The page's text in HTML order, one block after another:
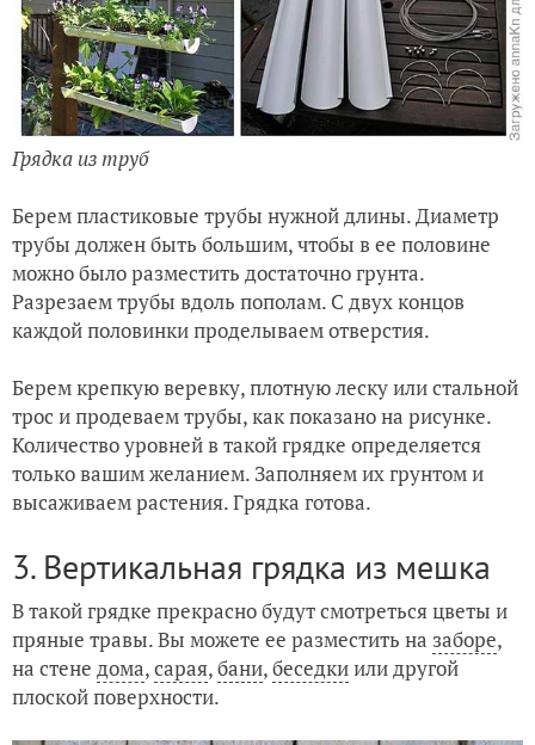
Грядка из труб
Берем пластиковые трубы нужной длины. Диаметр
трубы должен быть большим, чтобы в ее половине
можно было разместить достаточно грунта.
Разрезаем трубы вдоль пополам. С двух концов
каждой половинки проделываем отверстия.
Берем крепкую веревку, плотную леску или стальной
трос и продеваем трубы, как показано на рисунке.
Количество уровней в такой грядке определяется
только вашим желанием. Заполняем их грунтом и
высаживаем растения. Грядка готова.
3. Вертикальная грядка из мешка
В такой грядке прекрасно будут смотреться цветы и
пряные травы. Вы можете ее разместить на заборе,
на стене дома,сарая,бани,беседкиили другой
плоской поверхности.